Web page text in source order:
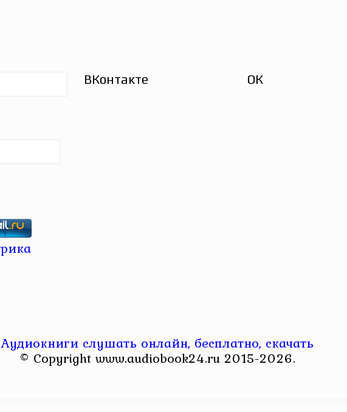
ВКонтакте ОК
Аудиокниги слушать онлайн, бесплатно, скачать
© Copyright www.audiobook24.ru 2015-2026.